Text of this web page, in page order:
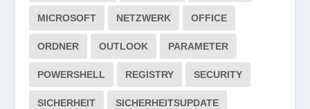
MICROSOFT NETZWERK OFFICE
ORDNER OUTLOOK PARAMETER
POWERSHELL REGISTRY SECURITY
SICHERHEIT SICHERHEITSUPDATE